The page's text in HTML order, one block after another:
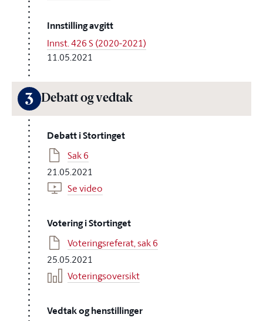
Innstilling avgitt
Innst. 426 S (2020-2021)
11.05.2021
3 Debatt og vedtak
Debatt i Stortinget
Sak 6
21.05.2021
Se video
Votering i Stortinget
Voteringsreferat, sak 6
25.05.2021
Voteringsoversikt
Vedtak og henstillinger